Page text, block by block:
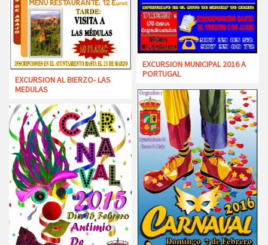
EXCURSION MUNICIPAL 2016 A
PORTUGAL
EXCURSION AL BIERZO- LAS
MEDULAS